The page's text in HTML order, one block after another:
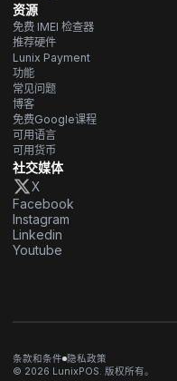
资源
免费 IMEI 检查器
推荐硬件
Lunix Payment
功能
常见问题
博客
免费Google课程
可用语言
可用货币
社交媒体
X
Facebook
Instagram
Linkedin
Youtube
© 2026 LunixPOS. 版权所有。
条款和条件 隐私政策